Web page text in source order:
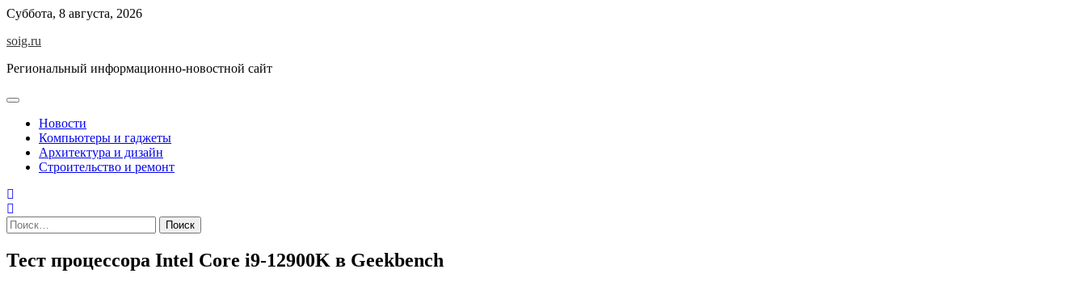
Skip
content
Суббота, 8 августа, 2026
soig.ru
Региональный информационно-новостной сайт
Новости
Компьютеры и гаджеты
Архитектура и дизайн
Строительство и ремонт
Найти:
Тест процессора Intel Core i9-12900K в Geekbench